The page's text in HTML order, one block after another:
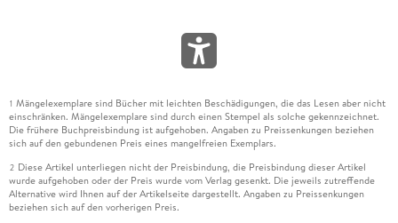
1 Mängelexemplare sind Bücher mit leichten Beschädigungen, die das Lesen aber nicht
einschränken. Mängelexemplare sind durch einen Stempel als solche gekennzeichnet.
Die frühere Buchpreisbindung ist aufgehoben. Angaben zu Preissenkungen beziehen
sich auf den gebundenen Preis eines mangelfreien Exemplars.
2 Diese Artikel unterliegen nicht der Preisbindung, die Preisbindung dieser Artikel
wurde aufgehoben oder der Preis wurde vom Verlag gesenkt. Die jeweils zutreffende
Alternative wird Ihnen auf der Artikelseite dargestellt. Angaben zu Preissenkungen
beziehen sich auf den vorherigen Preis.